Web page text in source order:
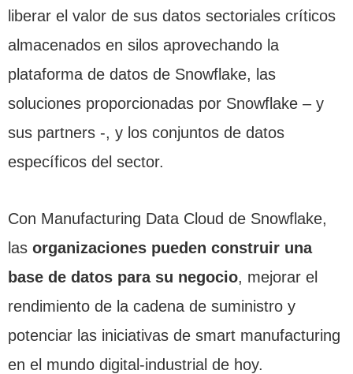
liberar el valor de sus datos sectoriales críticos
almacenados en silos aprovechando la
plataforma de datos de Snowflake, las
soluciones proporcionadas por Snowflake – y
sus partners -, y los conjuntos de datos
específicos del sector.
Con Manufacturing Data Cloud de Snowflake,
las organizaciones pueden construir una
base de datos para su negocio, mejorar el
rendimiento de la cadena de suministro y
potenciar las iniciativas de smart manufacturing
en el mundo digital-industrial de hoy.